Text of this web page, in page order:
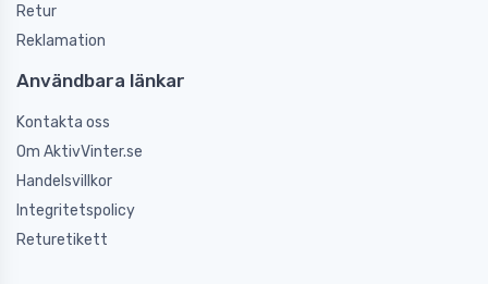
Retur
Reklamation
Användbara länkar
Kontakta oss
Om AktivVinter.se
Handelsvillkor
Integritetspolicy
Returetikett